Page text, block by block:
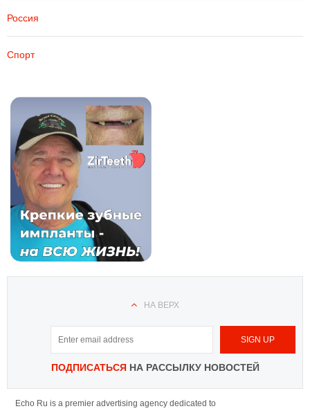
Россия
Спорт
НА ВЕРХ
ПОДПИСАТЬСЯНА РАССЫЛКУ НОВОСТЕЙ
Echo Ru is a premier advertising agency dedicated to